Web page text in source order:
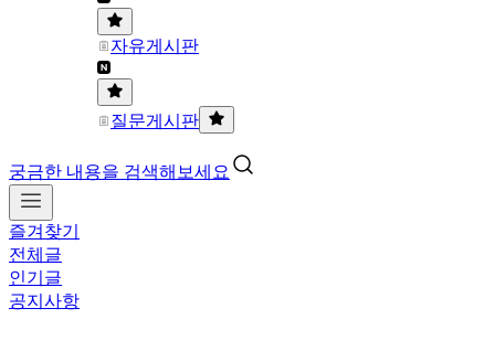
자유게시판
질문게시판
궁금한 내용을 검색해보세요
즐겨찾기
전체글
인기글
공지사항